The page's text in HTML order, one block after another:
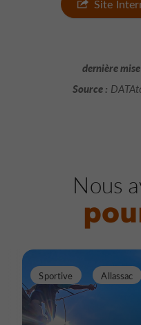
Site
dernière
Source :
Nous
Sportive Allassac